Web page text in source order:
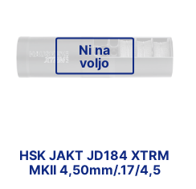
Ni na
voljo
HSK JAKT JD184 XTRM
MKII 4,50mm/.17/4,5